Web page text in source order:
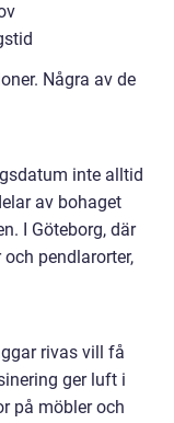
Några av de
inte alltid
av bohaget
I Göteborg, där
pendlarorter,
rivas vill få
ger luft i
på möbler och